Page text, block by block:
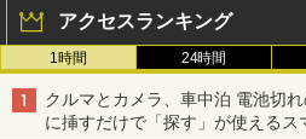
アクセスランキング
1時間 24時間
クルマとカメラ、車中泊 電池切
に挿すだけで「探す」が使える